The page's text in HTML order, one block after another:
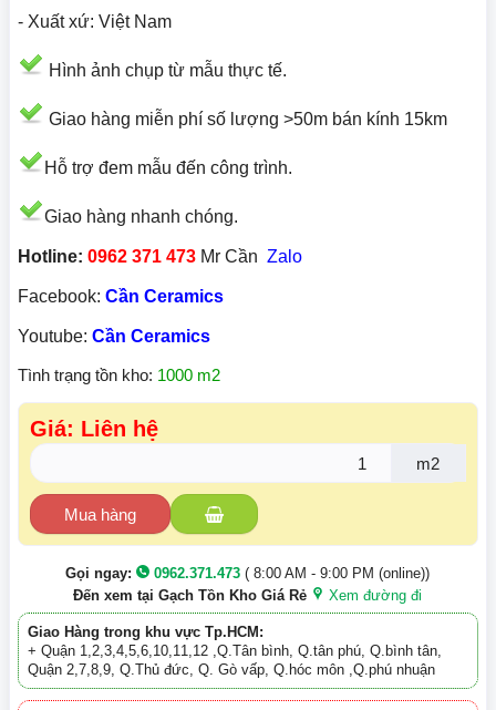
- Xuất xứ: Việt Nam
Hình ảnh chụp từ mẫu thực tế.
Giao hàng miễn phí số lượng >50m bán kính 15km
Hỗ trợ đem mẫu đến công trình.
Giao hàng nhanh chóng.
Hotline: 0962 371 473 Mr Cần Zalo
Facebook: Cần Ceramics
Youtube: Cần Ceramics
Tình trạng tồn kho: 1000 m2
Giá: Liên hệ
m2
Mua hàng
Gọi ngay: 0962.371.473 ( 8:00 AM - 9:00 PM (online))
Đến xem tại Gạch Tồn Kho Giá Rẻ
Xem đường đi
Giao Hàng trong khu vực Tp.HCM:
+ Quận 1,2,3,4,5,6,10,11,12 ,Q.Tân bình, Q.tân phú, Q.bình tân,
Quận 2,7,8,9, Q.Thủ đức, Q. Gò vấp, Q.hóc môn ,Q.phú nhuận